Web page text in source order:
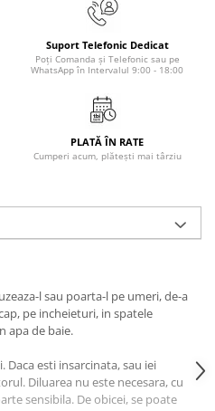
Suport Telefonic Dedicat
Poți Comanda și Telefonic sau pe
WhatsApp în Intervalul 9:00 - 18:00
PLATĂ ÎN RATE
Cumperi acum, plătești mai târziu
l sau poarta-l pe umeri, de-a
pe incheieturi, in spatele
apa de baie.
Daca esti insarcinata, sau iei
Diluarea nu este necesara, cu
sensibila. De obicei, se poate